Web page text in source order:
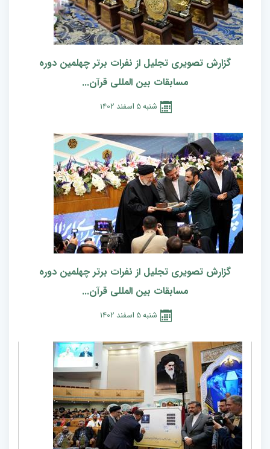
گزارش تصویری تجلیل از نفرات برتر چهلمین دوره
مسابقات بین المللی قرآن...
شنبه5 اسفند 1402
گزارش تصویری تجلیل از نفرات برتر چهلمین دوره
مسابقات بین المللی قرآن...
شنبه5 اسفند 1402